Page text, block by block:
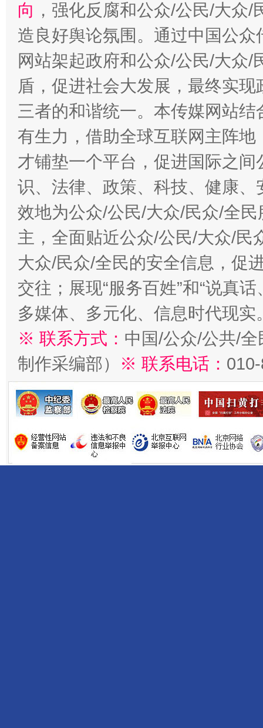
向 ，强化反腐和公众/公民/大众
造良好舆论氛围。通过中国公
网站架起政府和公众/公民/大众
盾，促进社会大发展，最终实
三者的和谐统一。本传媒网站
有生力，借助全球互联网主阵
才铺垫一个平台，促进国际之
识、法律、政策、科技、健康
效地为公众/公民/大众/民众/全
主，全面贴近公众/公民/大众/民
大众/民众/全民的安全信息，促
交往；展现“服务百姓”和“说真
多媒体、多元化、信息时代现实
※ 联系方式： 中国/公众/公共/
制作采编部）
※ 联系电话：